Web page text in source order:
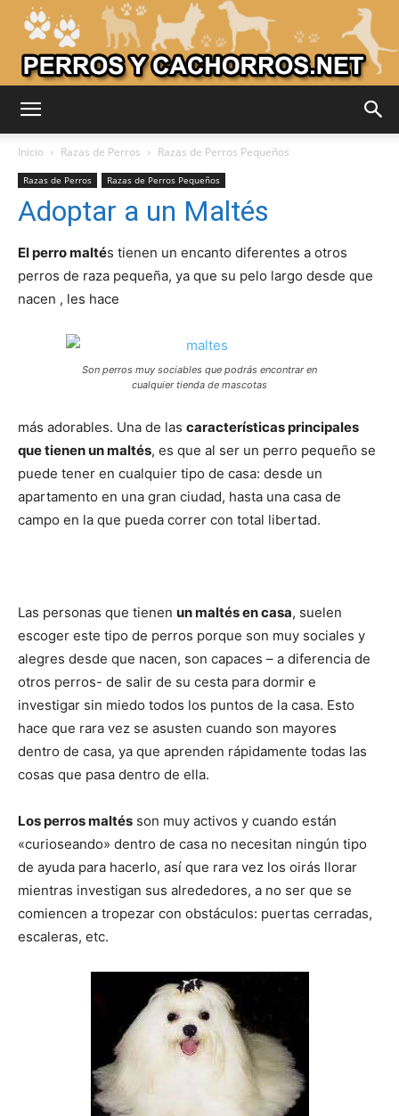
Perros
–
Razas
de
Perros
Fotos
Cachorros
Inicio Razas de Perros Razas de Perros Pequeños
Razas de Perros Razas de Perros Pequeños
Adoptar a un Maltés
El perro maltés tienen un encanto diferentes a otros
perros de raza pequeña, ya que su pelo largo desde que
nacen , les hace
Son perros muy sociables que podrás encontrar en
cualquier tienda de mascotas
más adorables. Una de las características principales
que tienen un maltés, es que al ser un perro pequeño se
puede tener en cualquier tipo de casa: desde un
apartamento en una gran ciudad, hasta una casa de
campo en la que pueda correr con total libertad.
Las personas que tienen un maltés en casa, suelen
escoger este tipo de perros porque son muy sociales y
alegres desde que nacen, son capaces – a diferencia de
otros perros- de salir de su cesta para dormir e
investigar sin miedo todos los puntos de la casa. Esto
hace que rara vez se asusten cuando son mayores
dentro de casa, ya que aprenden rápidamente todas las
cosas que pasa dentro de ella.
Los perros maltés son muy activos y cuando están
«curioseando» dentro de casa no necesitan ningún tipo
de ayuda para hacerlo, así que rara vez los oirás llorar
mientras investigan sus alrededores, a no ser que se
comiencen a tropezar con obstáculos: puertas cerradas,
escaleras, etc.